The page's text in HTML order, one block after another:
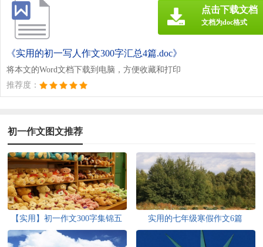
《实用的初一写人作文300字汇总4篇.doc》
将本文的Word文档下载到电脑，方便收藏和打印
推荐度：
点击下载文档
文档为doc格式
初一作文图文推荐
【实用】初一作文300字集锦五
篇
实用的七年级寒假作文6篇